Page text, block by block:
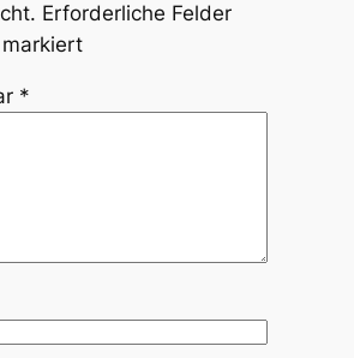
Erforderliche Felder
markiert
*